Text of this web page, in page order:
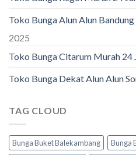
Toko Bunga Alun Alun
2025
Toko Bunga Citarum Murah 24
Toko Bunga Dekat Alun Alun
TAG CLOUD
Bunga Buket Balekambang
Bunga